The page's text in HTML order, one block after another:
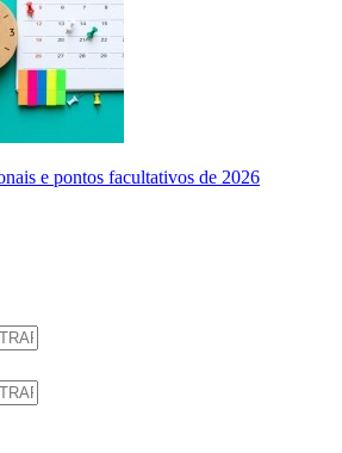
e pontos facultativos de 2026